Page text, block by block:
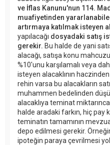
ve İflas Kanunu'nun 114.
muafiyetinden
artırmaya katılmak isteyen
yapılacağı dosyadaki satış
gerekir. Bu halde de yani
alacağı, satışa konu
%10'unu karşılamalı veya
isteyen alacaklının
rehin varsa bu alacakların
muhammen bedelinden
alacaklıya teminat
halde aradaki farkın, hiç pay
teminatın tamamının
depo edilmesi gerekir.
ipoteğin paraya çevrilmesi